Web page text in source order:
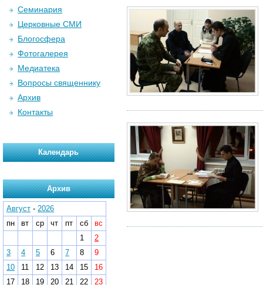
Семинария
Церковные СМИ
Блогосфера
Фотогалерея
Медиатека
Вопросы священнику
Архив
Контакты
Календарь
Архив
Август - 2026
пн
вт ср чт пт сб
вс
1
2
3
4 5 6 7 8
9
10
11 12 13 14 15
16
17
18 19 20 21 22
23